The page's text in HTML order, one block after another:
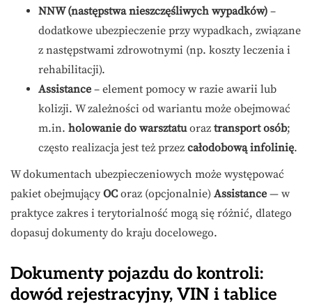
NNW (następstwa nieszczęśliwych wypadków) –
dodatkowe ubezpieczenie przy wypadkach, związane
z następstwami zdrowotnymi (np. koszty leczenia i
rehabilitacji).
Assistance – element pomocy w razie awarii lub
kolizji. W zależności od wariantu może obejmować
m.in. holowanie do warsztatuoraz transport osób;
często realizacja jest też przez całodobową infolinię.
W dokumentach ubezpieczeniowych może występować
pakiet obejmujący OC oraz (opcjonalnie) Assistance — w
praktyce zakres i terytorialność mogą się różnić, dlatego
dopasuj dokumenty do kraju docelowego.
Dokumenty pojazdu do kontroli:
dowód rejestracyjny, VIN i tablice